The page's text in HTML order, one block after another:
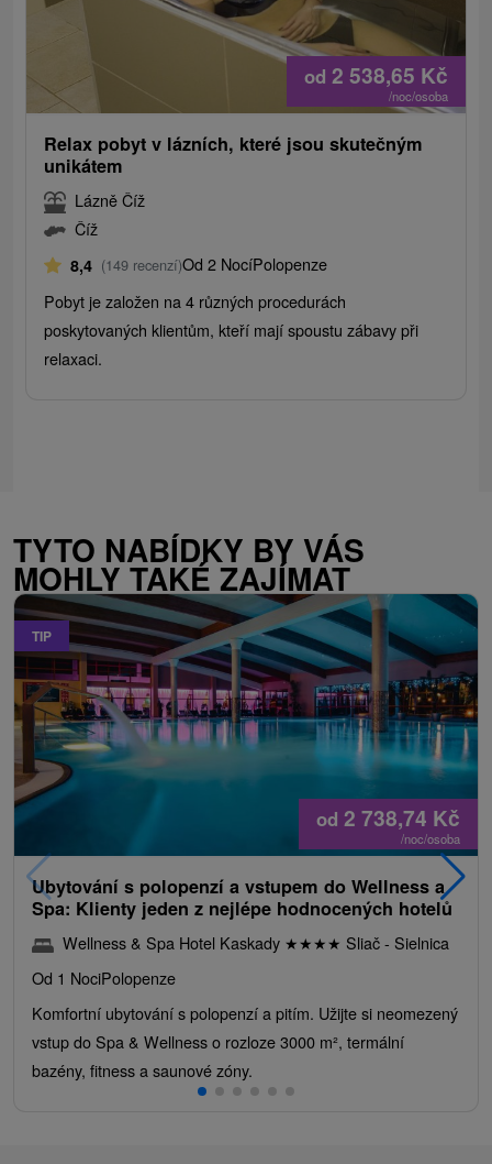
od 2 538,65 Kč
/noc/osoba
Relax pobyt v lázních, které jsou skutečným
unikátem
Lázně Číž
Číž
8,4 (149 recenzí)Od 2 NocíPolopenze
Pobyt je založen na 4 různých procedurách
poskytovaných klientům, kteří mají spoustu zábavy při
relaxaci.
TYTO NABÍDKY BY VÁS
MOHLY TAKÉ ZAJÍMAT
TIP
od 2 738,74 Kč
/noc/osoba
Ubytování s polopenzí a vstupem do Wellness a
Spa: Klienty jeden z nejlépe hodnocených hotelů
Wellness & Spa Hotel Kaskady ★★★★ Sliač - Sielnica
Od 1 NociPolopenze
Komfortní ubytování s polopenzí a pitím. Užijte si neomezený
vstup do Spa & Wellness o rozloze 3000 m², termální
bazény, fitness a saunové zóny.